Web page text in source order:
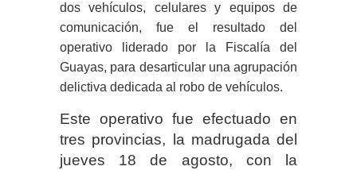
dos vehículos, celulares y equipos de
comunicación, fue el resultado del
operativo liderado por la Fiscalía del
Guayas, para desarticular una agrupación
delictiva dedicada al robo de vehículos.
Este operativo fue efectuado en
tres provincias, la madrugada del
jueves 18 de agosto, con la